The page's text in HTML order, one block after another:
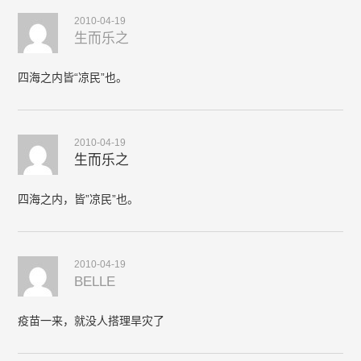
2010-04-19
生而乐之
四海之内皆“凉民”也。
2010-04-19
生而乐之
四海之内，皆”凉民”也。
2010-04-19
BELLE
疫苗一来，就没人搭理旱灾了